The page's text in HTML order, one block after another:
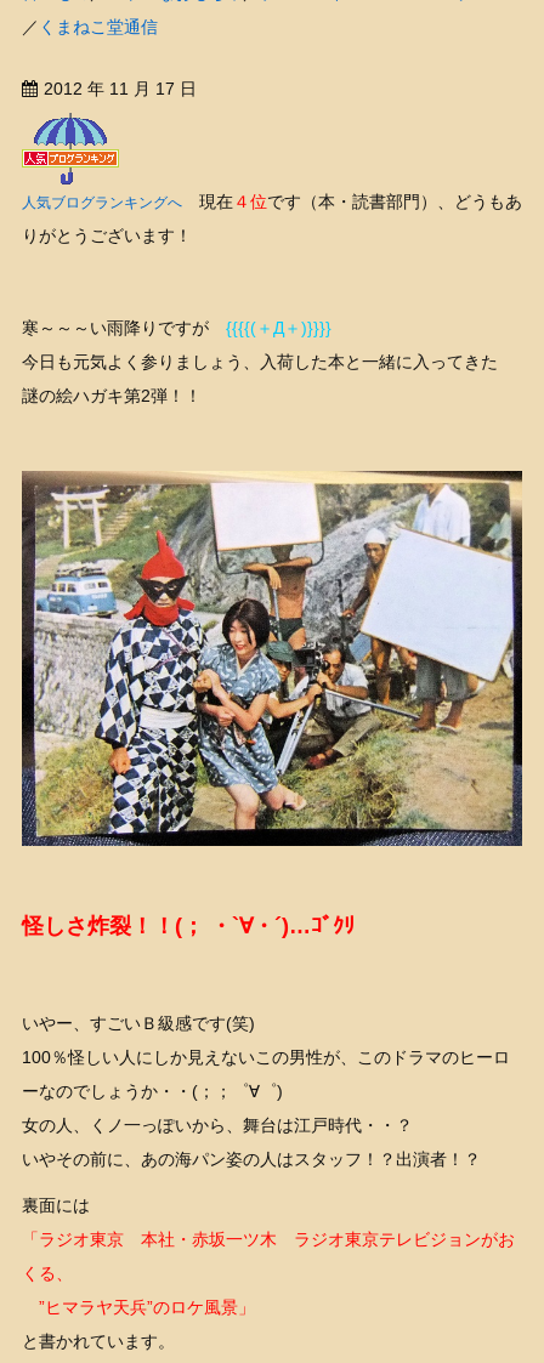
／ くまねこ堂通信
2012 年 11 月 17 日
人気ブログランキングへ現在４位です（本・読書部門）、どうもあ
りがとうございます！
寒～～～い雨降りですが {{{{(＋Д＋)}}}}
今日も元気よく参りましょう、入荷した本と一緒に入ってきた
謎の絵ハガキ第2弾！！
怪しさ炸裂！！(； ・`∀・´)…ｺﾞｸﾘ
いやー、すごいＢ級感です(笑)
100％怪しい人にしか見えないこの男性が、このドラマのヒーロ
ーなのでしょうか・・(；；゜∀゜)
女の人、くノ一っぽいから、舞台は江戸時代・・？
いやその前に、あの海パン姿の人はスタッフ！？出演者！？
裏面には
「ラジオ東京 本社・赤坂一ツ木 ラジオ東京テレビジョンがお
くる、
”ヒマラヤ天兵”のロケ風景」
と書かれています。